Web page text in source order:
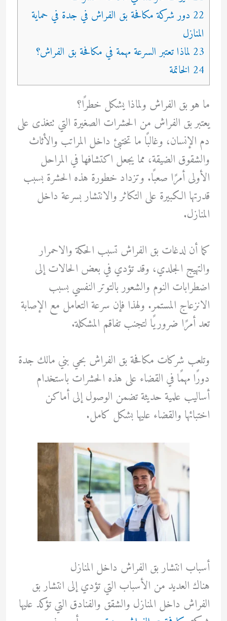
22 دور شركة مكافحة بق الفراش في جدة في حماية
المنازل
23 لماذا تعتبر السرعة مهمة في مكافحة بق الفراش؟
24 الخاتمة
ما هو بق الفراش ولماذا يشكل خطرًا؟
يعتبر بق الفراش من الحشرات الصغيرة التي تتغذى على
دم الإنسان، وغالبًا ما تختبئ داخل المراتب والأثاث
والشقوق الضيقة، مما يجعل اكتشافها في المراحل
الأولى أمرًا صعبًا. وتزداد خطورة هذه الحشرة بسبب
قدرتها الكبيرة على التكاثر والانتشار بسرعة داخل
المنازل.
كما أن لدغات بق الفراش تسبب الحكة والاحمرار
والتهيج الجلدي، وقد تؤدي في بعض الحالات إلى
اضطرابات النوم والشعور بالتوتر النفسي بسبب
الانزعاج المستمر. ولهذا فإن سرعة التعامل مع الإصابة
تعد أمرًا ضروريًا لتجنب تفاقم المشكلة.
وتلعب شركات مكافحة بق الفراش بحي بني مالك جدة
دورًا مهمًا في القضاء على هذه الحشرات باستخدام
أساليب علمية حديثة تضمن الوصول إلى أماكن
اختبائها والقضاء عليها بشكل كامل.
أسباب انتشار بق الفراش داخل المنازل
هناك العديد من الأسباب التي تؤدي إلى انتشار بق
الفراش داخل المنازل والشقق والفنادق التي تؤكد عليها